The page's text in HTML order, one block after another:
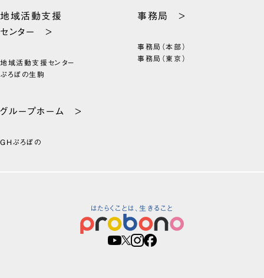
地域活動支援
センター >
地域活動支援センター
ぷろぼの生駒
事務局 >
事務局（本部）
事務局（東京）
グループホーム >
GHぷろぼの
はたらくことは、生きること